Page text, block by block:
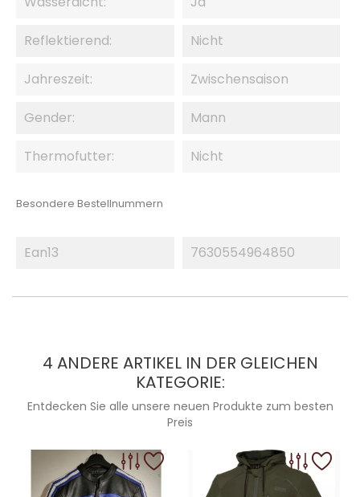
Reflektierend: Nicht
Jahreszeit: Zwischensaison
Gender: Mann
Thermofutter: Nicht
Besondere Bestellnummern
Ean13 7630554964850
4 ANDERE ARTIKEL IN DER GLEICHEN
KATEGORIE:
Entdecken Sie alle unsere neuen Produkte zum besten
Preis